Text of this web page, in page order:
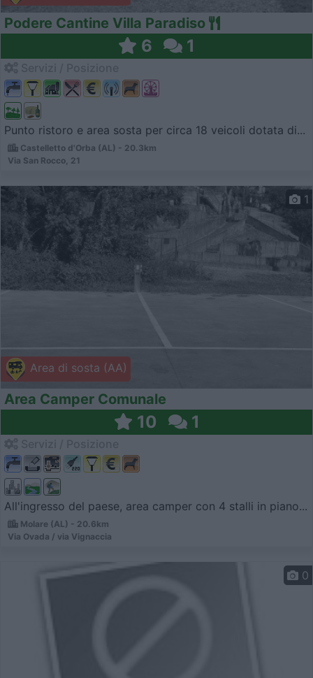
Podere Cantine Villa Paradiso
6 1
Punto ristoro e area sosta per circa 18 veicoli dotata di...
Castelletto d'Orba (AL) - 20.3km
Via San Rocco, 21
Area di sosta (AA)
1
Area Camper Comunale
10 1
All'ingresso del paese, area camper con 4 stalli in piano...
Molare (AL) - 20.6km
Via Ovada / via Vignaccia
0